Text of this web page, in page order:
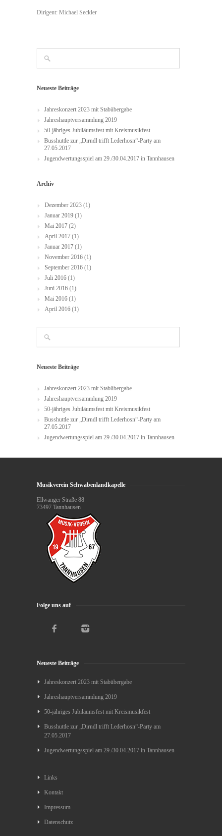
Dirigent: Michael Seckler
Neueste Beiträge
Jahreskonzert 2023 mit Stabübergabe
Jahreshauptversammlung 2019
50-jähriges Jubiläumsfest mit Kreismusikfest
Busshuttle zur „Dirndl trifft Lederhosn“-Party am
27.05.2017
Jugendwertungsspiel am 29./30.04.2017 in Tannhausen
Archiv
Dezember 2023 (1)
Januar 2019 (1)
Mai 2017 (2)
April 2017 (1)
Januar 2017 (1)
November 2016 (1)
September 2016 (1)
Juli 2016 (1)
Juni 2016 (1)
Mai 2016 (1)
April 2016 (1)
Neueste Beiträge
Jahreskonzert 2023 mit Stabübergabe
Jahreshauptversammlung 2019
50-jähriges Jubiläumsfest mit Kreismusikfest
Busshuttle zur „Dirndl trifft Lederhosn“-Party am
27.05.2017
Jugendwertungsspiel am 29./30.04.2017 in Tannhausen
Musikverein Schwabenlandkapelle
Ellwanger Straße 88
73497 Tannhausen
Folge uns auf
Neueste Beiträge
Jahreskonzert 2023 mit Stabübergabe
Jahreshauptversammlung 2019
50-jähriges Jubiläumsfest mit Kreismusikfest
Busshuttle zur „Dirndl trifft Lederhosn“-Party am
27.05.2017
Jugendwertungsspiel am 29./30.04.2017 in Tannhausen
Links
Kontakt
Impressum
Datenschutz